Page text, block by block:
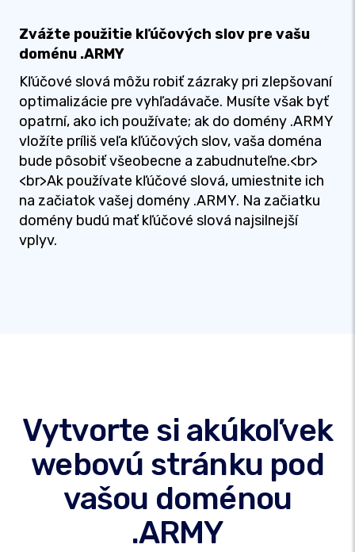
Zvážte použitie kľúčových slov pre vašu
doménu .ARMY
Kľúčové slová môžu robiť zázraky pri zlepšovaní
optimalizácie pre vyhľadávače. Musíte však byť
opatrní, ako ich používate; ak do domény .ARMY
vložíte príliš veľa kľúčových slov, vaša doména
bude pôsobiť všeobecne a zabudnuteľne.<br>
<br>Ak používate kľúčové slová, umiestnite ich
na začiatok vašej domény .ARMY. Na začiatku
domény budú mať kľúčové slová najsilnejší
vplyv.
Vytvorte si akúkoľvek
webovú stránku pod
vašou doménou
.ARMY